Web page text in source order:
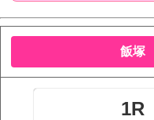
飯塚
1R